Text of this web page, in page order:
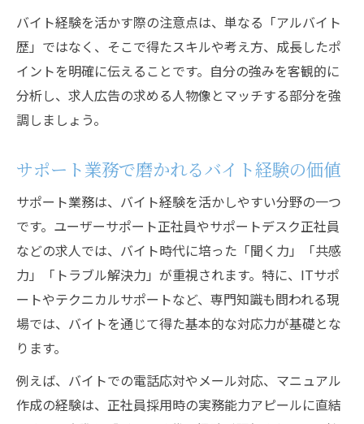
バイト経験を活かす際の注意点は、単なる「アルバイト
歴」ではなく、そこで得たスキルや考え方、成長したポ
イントを明確に伝えることです。自分の強みを客観的に
分析し、求人広告の求める人物像とマッチする部分を強
調しましょう。
サポート業務で磨かれるバイト経験の価値
サポート業務は、バイト経験を活かしやすい分野の一つ
です。ユーザーサポート正社員やサポートデスク正社員
などの求人では、バイト時代に培った「聞く力」「共感
力」「トラブル解決力」が重視されます。特に、ITサポ
ートやテクニカルサポートなど、専門知識も問われる現
場では、バイトを通じて得た基本的な対応力が基礎とな
ります。
例えば、バイトでの電話応対やメール対応、マニュアル
作成の経験は、正社員採用時の実務能力アピールに直結